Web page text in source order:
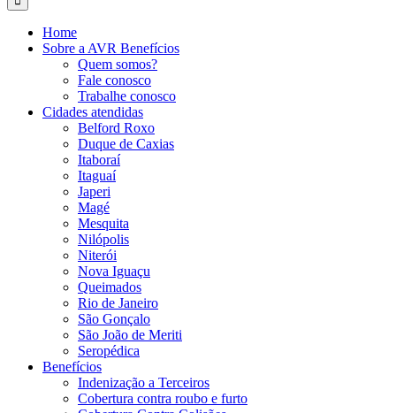
Home
Sobre a AVR Benefícios
Quem somos?
Fale conosco
Trabalhe conosco
Cidades atendidas
Belford Roxo
Duque de Caxias
Itaboraí
Itaguaí
Japeri
Magé
Mesquita
Nilópolis
Niterói
Nova Iguaçu
Queimados
Rio de Janeiro
São Gonçalo
São João de Meriti
Seropédica
Benefícios
Indenização a Terceiros
Cobertura contra roubo e furto